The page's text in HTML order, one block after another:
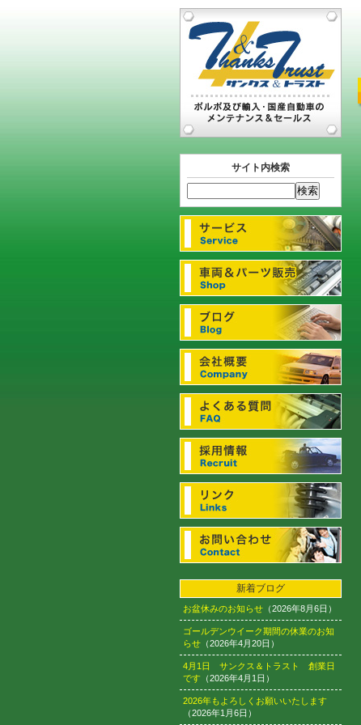
サイト内検索
新着ブログ
お盆休みのお知らせ （2026年8月6日）
ゴールデンウイーク期間の休業のお知
らせ （2026年4月20日）
4月1日 サンクス＆トラスト 創業日
です （2026年4月1日）
2026年もよろしくお願いいたします
（2026年1月6日）